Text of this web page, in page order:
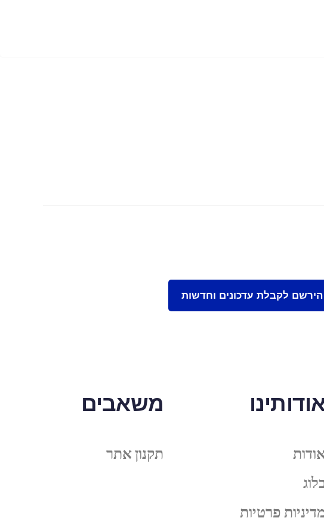
פרטיות
משאבים
תקנון אתר